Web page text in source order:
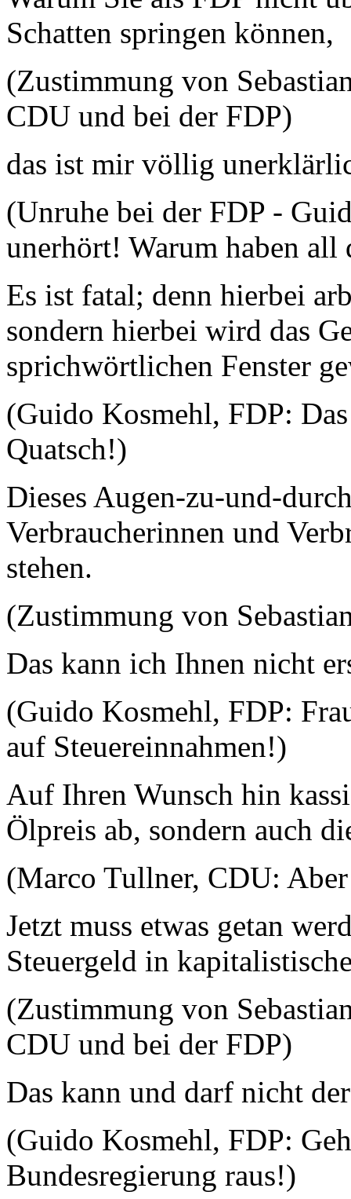
Schatten springen können,
(Zustimmung von
CDU und bei der FDP)
das ist mir völlig
(Unruhe bei der FDP -
unerhört! Warum haben
Es ist fatal; denn hierbei
sondern hierbei wird das
sprichwörtlichen Fenster
(Guido Kosmehl, FDP:
Quatsch!)
Dieses Augen-zu-und-
Verbraucherinnen und
stehen.
(Zustimmung von
Das kann ich Ihnen nicht
(Guido Kosmehl, FDP:
auf Steuereinnahmen!)
Auf Ihren Wunsch hin
Ölpreis ab, sondern auch
(Marco Tullner, CDU:
Jetzt muss etwas getan
Steuergeld in
(Zustimmung von
CDU und bei der FDP)
Das kann und darf nicht
(Guido Kosmehl, FDP:
Bundesregierung raus!)